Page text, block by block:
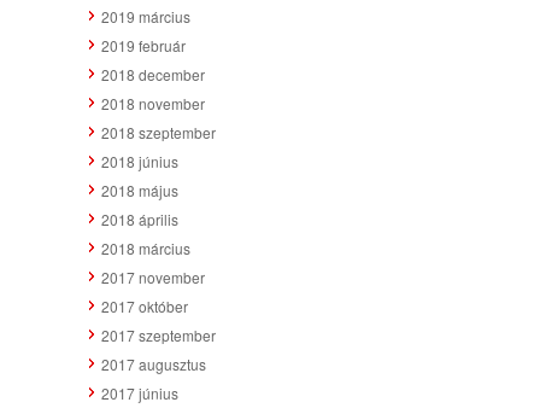
2019 március
2019 február
2018 december
2018 november
2018 szeptember
2018 június
2018 május
2018 április
2018 március
2017 november
2017 október
2017 szeptember
2017 augusztus
2017 június